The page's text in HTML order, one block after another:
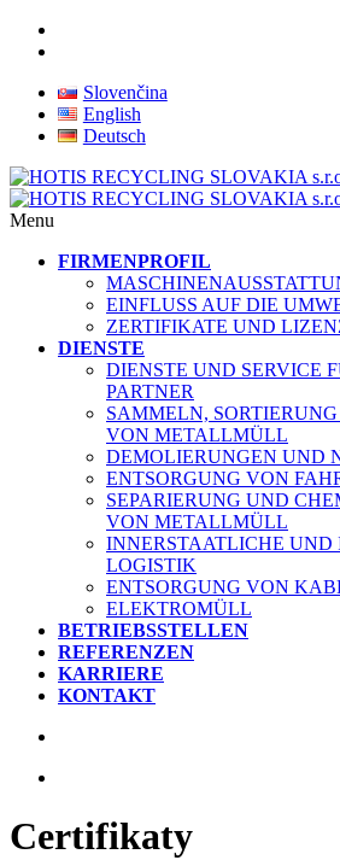
Slovenčina
English
Deutsch
Menu
FIRMENPROFIL
EINFLUSS AUF DIE
ZERTIFIKATE UND
DIENSTE
DIENSTE UND SERVICE
PARTNER
SAMMELN,
VON METALLMÜLL
DEMOLIERUNGEN UND
ENTSORGUNG VON
SEPARIERUNG UND
VON METALLMÜLL
INNERSTAATLICHE
LOGISTIK
ENTSORGUNG VON
ELEKTROMÜLL
BETRIEBSSTELLEN
REFERENZEN
KARRIERE
KONTAKT
Certifikaty